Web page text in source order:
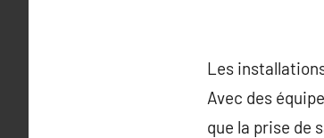
Les
Avec des
que la prise de